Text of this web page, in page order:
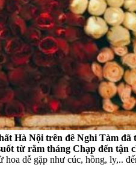
Hà Nội trên đê Nghi Tàm đã
từ rằm tháng Chạp đến tận
dễ gặp như cúc, hồng, ly,..